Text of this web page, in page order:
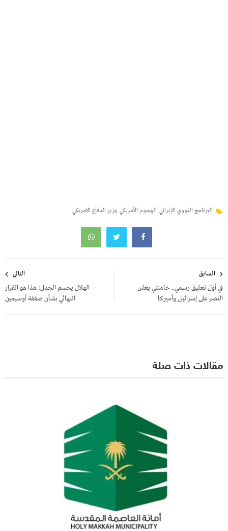
البرنامج النووي الإيراني الهجوم الأمريكي وزير الدفاع الامريكي
المقالات
السابق
في أول تعليق رسمي.. خامنئي يعلن
النصر على إسرائيل وأميركا
التالي
الهلال يحسم الجدل: هذا هو القرار
النهائي بشأن صفقة أوسيمين
مقالات ذات صلة